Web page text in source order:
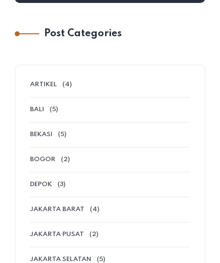
Post Categories
ARTIKEL (4)
BALI (5)
BEKASI (5)
BOGOR (2)
DEPOK (3)
JAKARTA BARAT (4)
JAKARTA PUSAT (2)
JAKARTA SELATAN (5)